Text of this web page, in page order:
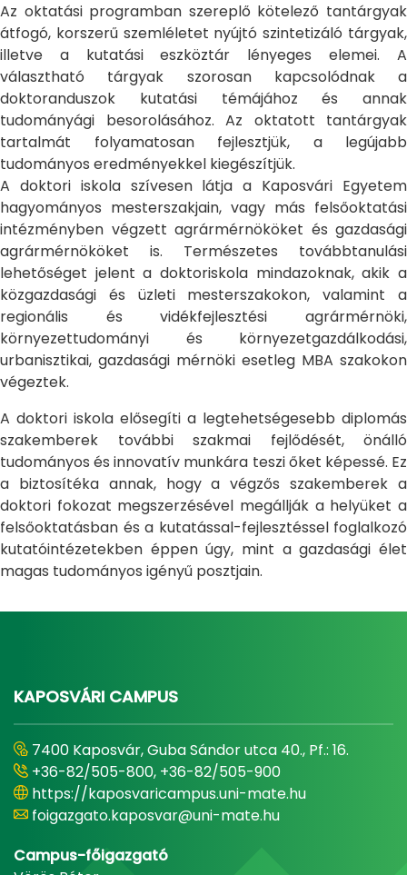
Az oktatási programban szereplő kötelező tantárgyak
átfogó, korszerű szemléletet nyújtó szintetizáló tárgyak,
illetve a kutatási eszköztár lényeges elemei. A
választható tárgyak szorosan kapcsolódnak a
doktoranduszok kutatási témájához és annak
tudományági besorolásához. Az oktatott tantárgyak
tartalmát folyamatosan fejlesztjük, a legújabb
tudományos eredményekkel kiegészítjük.
A doktori iskola szívesen látja a Kaposvári Egyetem
hagyományos mesterszakjain, vagy más felsőoktatási
intézményben végzett agrármérnököket és gazdasági
agrármérnököket is. Természetes továbbtanulási
lehetőséget jelent a doktoriskola mindazoknak, akik a
közgazdasági és üzleti mesterszakokon, valamint a
regionális és vidékfejlesztési agrármérnöki,
környezettudományi és környezetgazdálkodási,
urbanisztikai, gazdasági mérnöki esetleg MBA szakokon
végeztek.
A doktori iskola elősegíti a legtehetségesebb diplomás
szakemberek további szakmai fejlődését, önálló
tudományos és innovatív munkára teszi őket képessé. Ez
a biztosítéka annak, hogy a végzős szakemberek a
doktori fokozat megszerzésével megállják a helyüket a
felsőoktatásban és a kutatással-fejlesztéssel foglalkozó
kutatóintézetekben éppen úgy, mint a gazdasági élet
magas tudományos igényű posztjain.
KAPOSVÁRI CAMPUS
7400 Kaposvár, Guba Sándor utca 40., Pf.: 16.
+36-82/505-800, +36-82/505-900
https://kaposvaricampus.uni-mate.hu
foigazgato.kaposvar@uni-mate.hu
Campus-főigazgató